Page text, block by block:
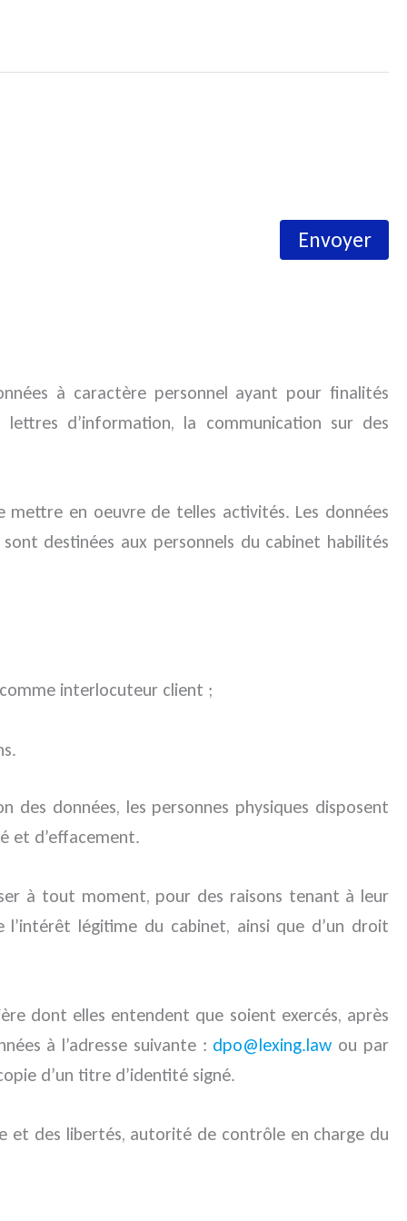
à caractère personnel ayant pour finalités
lettres d’information, la communication sur des
en oeuvre de telles activités. Les données
destinées aux personnels du cabinet habilités
interlocuteur client ;
données, les personnes physiques disposent
et d’effacement.
à tout moment, pour des raisons tenant à leur
légitime du cabinet, ainsi que d’un droit
dont elles entendent que soient exercés, après
à l’adresse suivante : dpo@lexing.law ou par
d’un titre d’identité signé.
et des libertés, autorité de contrôle en charge du